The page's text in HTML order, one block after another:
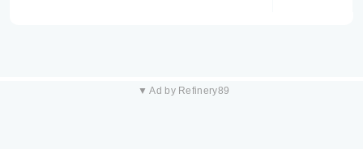
▼ Ad by Refinery89